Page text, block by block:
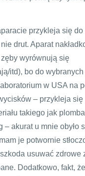
przykleja się do
drut. Aparat
zęby wyrównują się
itd), bo do
w USA na
– przykleja się
takiego jak
– akurat u mnie obyło
je potwornie
usuwać zdrowe
Dodatkowo, fakt,